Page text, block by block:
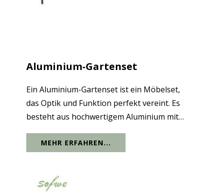
Aluminium-Gartenset
Ein Aluminium-Gartenset ist ein Möbelset,
das Optik und Funktion perfekt vereint. Es
besteht aus hochwertigem Aluminium mit
Wasserdichtigkeit, Haltbarkeit,
MEHR ERFAHREN...